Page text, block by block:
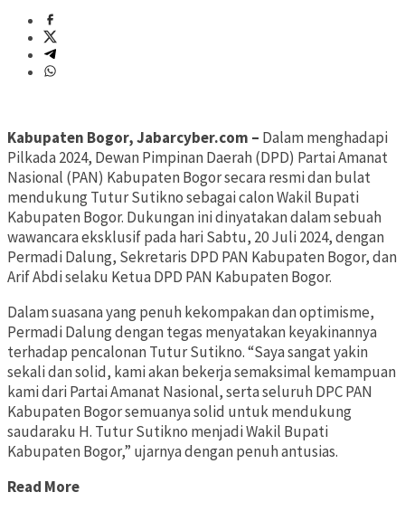
Kabupaten Bogor, Jabarcyber.com – Dalam menghadapi
Pilkada 2024, Dewan Pimpinan Daerah (DPD) Partai Amanat
Nasional (PAN) Kabupaten Bogor secara resmi dan bulat
mendukung Tutur Sutikno sebagai calon Wakil Bupati
Kabupaten Bogor. Dukungan ini dinyatakan dalam sebuah
wawancara eksklusif pada hari Sabtu, 20 Juli 2024, dengan
Permadi Dalung, Sekretaris DPD PAN Kabupaten Bogor, dan
Arif Abdi selaku Ketua DPD PAN Kabupaten Bogor.
Dalam suasana yang penuh kekompakan dan optimisme,
Permadi Dalung dengan tegas menyatakan keyakinannya
terhadap pencalonan Tutur Sutikno. “Saya sangat yakin
sekali dan solid, kami akan bekerja semaksimal kemampuan
kami dari Partai Amanat Nasional, serta seluruh DPC PAN
Kabupaten Bogor semuanya solid untuk mendukung
saudaraku H. Tutur Sutikno menjadi Wakil Bupati
Kabupaten Bogor,” ujarnya dengan penuh antusias.
Read More